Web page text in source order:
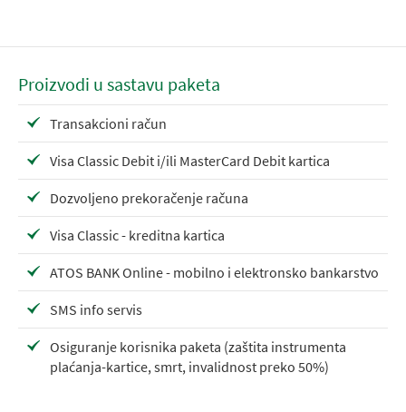
Proizvodi u sastavu paketa
Transakcioni račun
Visa Classic Debit i/ili MasterCard Debit kartica
Dozvoljeno prekoračenje računa
Visa Classic - kreditna kartica
ATOS BANK Online - mobilno i elektronsko bankarstvo
SMS info servis
Osiguranje korisnika paketa (zaštita instrumenta
plaćanja-kartice, smrt, invalidnost preko 50%)